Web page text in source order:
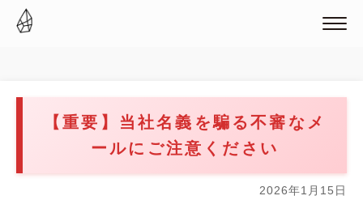
【重要】当社名義を騙る不審なメ
ールにご注意ください
2026年1月15日